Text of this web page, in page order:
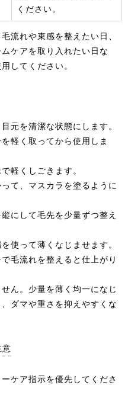
ください。
流れや束感を整えたい日、
ケアを取り入れたい日な
してください。
元を清潔な状態にします。
軽く取ってから使用しま
軽くしごきます。
て、マスカラを塗るように
にして毛先を少量ずつ整え
使って薄くなじませます。
毛流れを整えると仕上がり
ん。少量を薄く均一になじ
ダマや重さを抑えやすくな
意
ケア指示を優先してくださ